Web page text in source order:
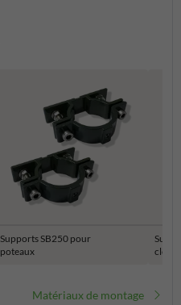
Supports SB250 pour
poteaux
Matériaux de montage